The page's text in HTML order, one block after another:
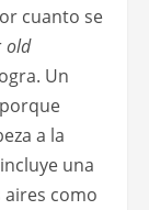
cuanto se
old
Un
a la
una
como